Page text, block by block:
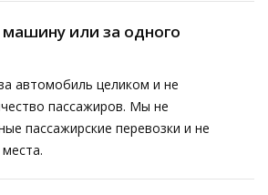
машину или за одного
автомобиль целиком и не
пассажиров. Мы не
пассажирские перевозки и не